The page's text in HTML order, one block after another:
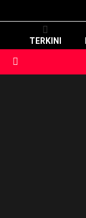
TERKINI